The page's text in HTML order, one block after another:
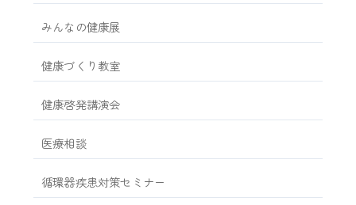
みんなの健康展
健康づくり教室
健康啓発講演会
医療相談
循環器疾患対策セミナー